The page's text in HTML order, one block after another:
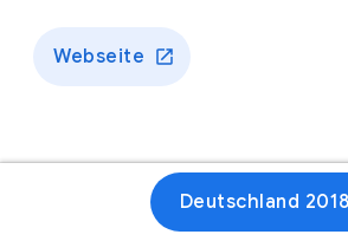
Webseite
Deutschland 2018